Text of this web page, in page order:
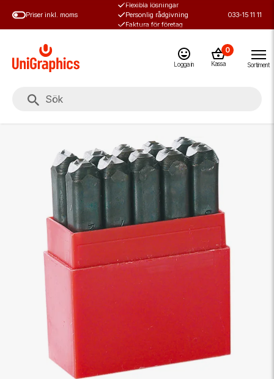
Priser inkl. moms
Flexibla lösningar
Personlig rådgivning
Faktura för företag
033-15 11 11
Logga in
0
Kassa Sortiment